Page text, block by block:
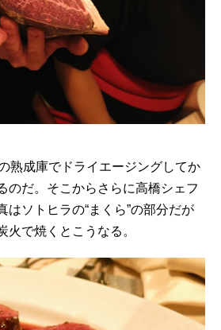
熟成庫でドライエージングしてか
のだ。そこからさらに高橋シェフ
はソトヒラの“まくら”の部分だが
火で焼くとこうなる。